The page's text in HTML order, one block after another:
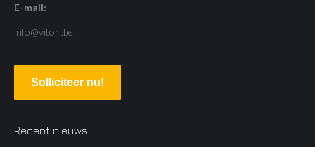
E-mail:
info@vitori.be
Solliciteer nu!
Recent nieuws